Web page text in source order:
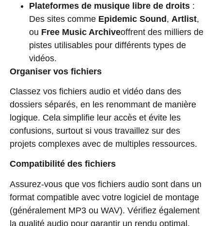
Plateformes de musique libre de droits :
Des sites comme Epidemic Sound, Artlist,
ou Free Music Archiveoffrent des milliers de
pistes utilisables pour différents types de
vidéos.
Organiser vos fichiers
Classez vos fichiers audio et vidéo dans des
dossiers séparés, en les renommant de manière
logique. Cela simplifie leur accès et évite les
confusions, surtout si vous travaillez sur des
projets complexes avec de multiples ressources.
Compatibilité des fichiers
Assurez-vous que vos fichiers audio sont dans un
format compatible avec votre logiciel de montage
(généralement MP3 ou WAV). Vérifiez également
la qualité audio pour garantir un rendu optimal.